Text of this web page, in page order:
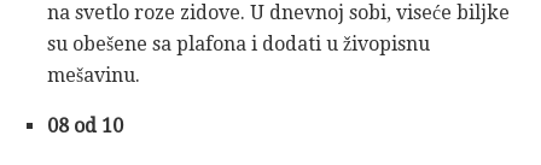
na svetlo roze zidove. U dnevnoj sobi, viseće biljke
su obešene sa plafona i dodati u živopisnu
mešavinu.
08 od 10